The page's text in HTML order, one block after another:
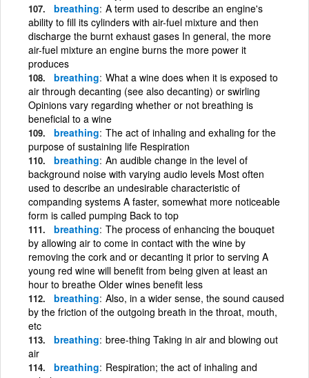
breathing A term used to describe an engine's
ability to fill its cylinders with air-fuel mixture and then
discharge the burnt exhaust gases In general, the more
air-fuel mixture an engine burns the more power it
produces
breathing What a wine does when it is exposed to
air through decanting (see also decanting) or swirling
Opinions vary regarding whether or not breathing is
beneficial to a wine
breathing The act of inhaling and exhaling for the
purpose of sustaining life Respiration
breathing An audible change in the level of
background noise with varying audio levels Most often
used to describe an undesirable characteristic of
companding systems A faster, somewhat more noticeable
form is called pumping Back to top
breathing The process of enhancing the bouquet
by allowing air to come in contact with the wine by
removing the cork and or decanting it prior to serving A
young red wine will benefit from being given at least an
hour to breathe Older wines benefit less
breathing Also, in a wider sense, the sound caused
by the friction of the outgoing breath in the throat, mouth,
etc
breathing bree-thing Taking in air and blowing out
air
breathing Respiration; the act of inhaling and